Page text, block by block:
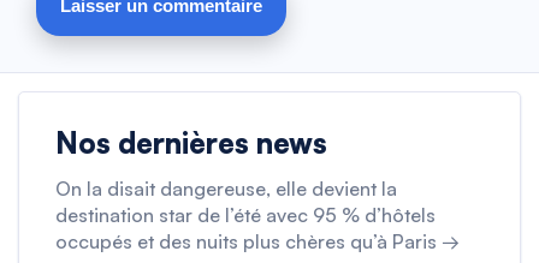
Nos dernières news
On la disait dangereuse, elle devient la
destination star de l’été avec 95 % d’hôtels
occupés et des nuits plus chères qu’à Paris →